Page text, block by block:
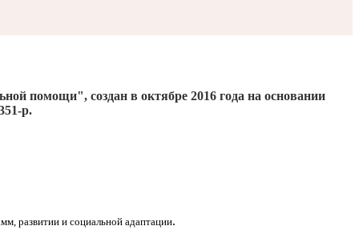
помощи", создан в октябре 2016года на основании
р.
развитии и социальной адаптации.